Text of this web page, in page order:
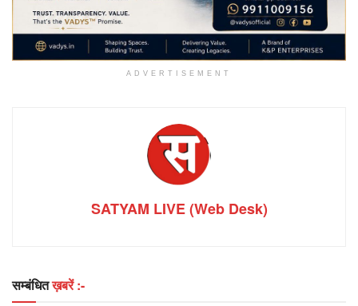
ADVERTISEMENT
SATYAM LIVE (Web Desk)
सम्बंधितख़बरें :-